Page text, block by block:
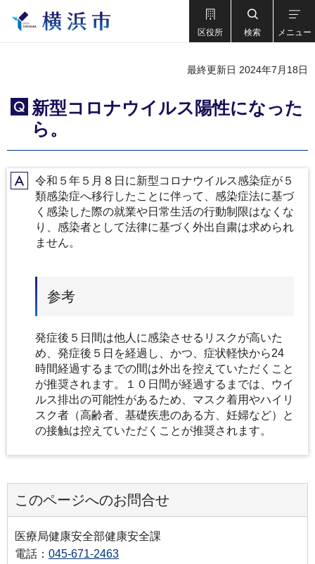
区役所 検索 メニュー
最終更新日 2024年7月18日
Q
新型コロナウイルス陽性になった
ら。
A令和５年５月８日に新型コロナウイルス感染症が５
類感染症へ移行したことに伴って、感染症法に基づ
く感染した際の就業や日常生活の行動制限はなくな
り、感染者として法律に基づく外出自粛は求められ
ません。
参考
発症後５日間は他人に感染させるリスクが高いた
め、発症後５日を経過し、かつ、症状軽快から24
時間経過するまでの間は外出を控えていただくこと
が推奨されます。１０日間が経過するまでは、ウイ
ルス排出の可能性があるため、マスク着用やハイリ
スク者（高齢者、基礎疾患のある方、妊婦など）と
の接触は控えていただくことが推奨されます。
このページへのお問合せ
医療局健康安全部健康安全課
電話： 045-671-2463